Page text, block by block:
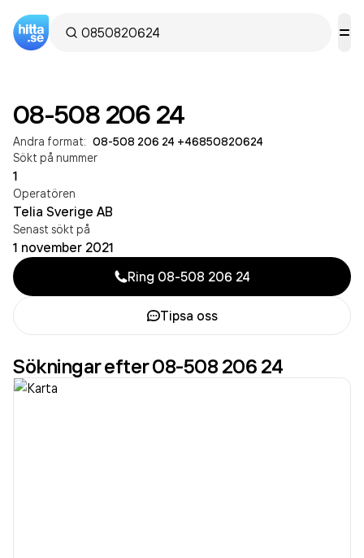
08-508 206 24
Andra format: 08-508 206 24 +46850820624
Sökt på nummer
1
Operatören
Telia Sverige AB
Senast sökt på
1 november 2021
Ring 08-508 206 24
Tipsa oss
Sökningar efter 08-508 206 24